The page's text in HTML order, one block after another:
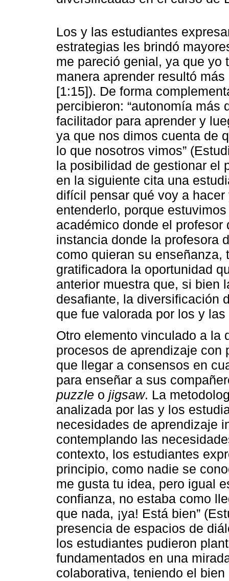
Los y las estudiantes
estrategias les brindó
me pareció genial, ya que yo
manera aprender resultó
[1:15]). De forma
percibieron: “autonomía más
facilitador para aprender y
ya que nos dimos cuenta de
lo que nosotros vimos”
la posibilidad de gestionar el
en la siguiente cita una
difícil pensar qué voy a
entenderlo, porque
académico donde el
instancia donde la profesora
como quieran su
gratificadora la oportunidad
anterior muestra que, si bien
desafiante, la diversificación
que fue valorada por los y
Otro elemento vinculado a la
procesos de aprendizaje con
que llegar a consensos en
para enseñar a sus
puzzle o jigsaw. La
analizada por las y los
necesidades de aprendizaje
contemplando las
contexto, los estudiantes
principio, como nadie se
me gusta tu idea, pero igual
confianza, no estaba como
que nada, ¡ya! Está bien”
presencia de espacios de
los estudiantes pudieron
fundamentados en una
colaborativa, teniendo el